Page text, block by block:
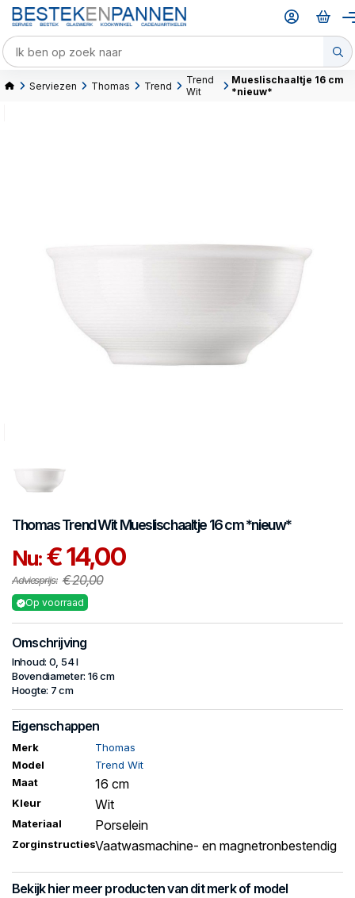
Serviezen Thomas Trend
Trend
Wit
Mueslischaaltje 16 cm
*nieuw*
ThomasTrend WitMueslischaaltje 16 cm *nieuw*
Nu:€ 14,00
Adviesprijs: € 20,00
Op voorraad
Omschrijving
Inhoud: 0, 54 l
Bovendiameter: 16 cm
Hoogte: 7 cm
Eigenschappen
Merk
Thomas
Model
Trend Wit
Maat
16 cm
Kleur Wit
Materiaal Porselein
ZorginstructiesVaatwasmachine- en magnetronbestendig
Bekijk hier meer producten van dit merk of model